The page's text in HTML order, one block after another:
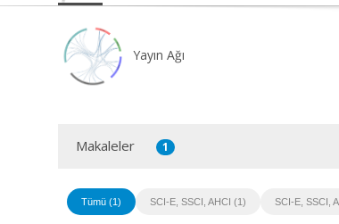
Yayın Ağı
Makaleler 1
Tümü (1) SCI-E, SSCI, AHCI (1) SCI-E, SSCI,